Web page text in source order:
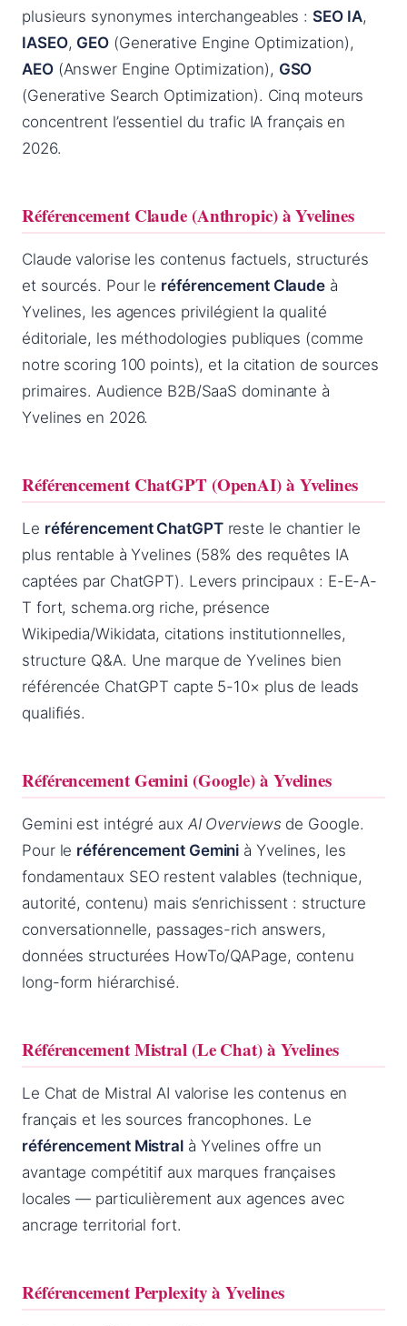
plusieurs synonymes interchangeables :SEO IA,
IASEO, GEO (Generative Engine Optimization),
AEO(Answer Engine Optimization), GSO
(Generative Search Optimization). Cinq moteurs
concentrent l’essentiel du trafic IA français en
2026.
Référencement Claude (Anthropic) à Yvelines
Claude valorise les contenus factuels, structurés
et sourcés. Pour le référencement Claude à
Yvelines, les agences privilégient la qualité
éditoriale, les méthodologies publiques (comme
notre scoring 100 points), et la citation de sources
primaires. Audience B2B/SaaS dominante à
Yvelines en 2026.
Référencement ChatGPT (OpenAI) à Yvelines
Le référencement ChatGPTreste le chantier le
plus rentable à Yvelines (58% des requêtes IA
captées par ChatGPT). Levers principaux : E-E-A-
T fort, schema.org riche, présence
Wikipedia/Wikidata, citations institutionnelles,
structure Q&A. Une marque de Yvelines bien
référencée ChatGPT capte 5-10× plus de leads
qualifiés.
Référencement Gemini (Google) à Yvelines
Gemini est intégré aux AI Overviews de Google.
Pour le référencement Gemini à Yvelines, les
fondamentaux SEO restent valables (technique,
autorité, contenu) mais s’enrichissent : structure
conversationnelle, passages-rich answers,
données structurées HowTo/QAPage, contenu
long-form hiérarchisé.
Référencement Mistral (Le Chat) à Yvelines
Le Chat de Mistral AI valorise les contenus en
français et les sources francophones. Le
référencement Mistralà Yvelines offre un
avantage compétitif aux marques françaises
locales — particulièrement aux agences avec
ancrage territorial fort.
Référencement Perplexity à Yvelines